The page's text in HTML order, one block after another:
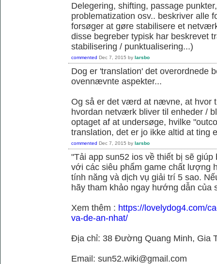
Delegering, shifting, passage
problematization osv.. beskriver alle
forsøger at gøre stabilisere et
disse begreber typisk har beskrevet
stabilisering / punktualisering...)
commented Dec 7, 2015 by larsbo
Dog er 'translation' det overordnede
ovennævnte aspekter...
Og så er det værd at nævne, at hvor
hvordan netværk bliver til enheder /
optaget af at undersøge, hvilke
translation, det er jo ikke altid at ting
commented Dec 7, 2015 by larsbo
"Tải app sun52 ios về thiết bị sẽ
với các siêu phẩm game chất lượng
tính năng và dịch vụ giải trí 5 sao.
hãy tham khảo ngay hướng dẫn của
Xem thêm : https://lovelydog4.com/
va-de-an-nhat/
Địa chỉ: 38 Đường Quang Minh, Gia
Email: sun52.wiki@gmail.com